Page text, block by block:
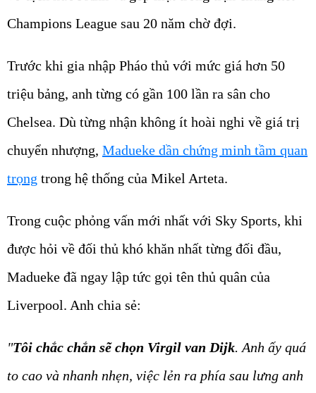
Champions League sau 20 năm chờ đợi.
Trước khi gia nhập Pháo thủ với mức giá hơn 50
triệu bảng, anh từng có gần 100 lần ra sân cho
Chelsea. Dù từng nhận không ít hoài nghi về giá trị
chuyển nhượng, Madueke dần chứng minh tầm quan
trọng trong hệ thống của Mikel Arteta.
Trong cuộc phỏng vấn mới nhất với Sky Sports, khi
được hỏi về đối thủ khó khăn nhất từng đối đầu,
Madueke đã ngay lập tức gọi tên thủ quân của
Liverpool. Anh chia sẻ:
"Tôi chắc chắn sẽ chọn Virgil van Dijk. Anh ấy quá
to cao và nhanh nhẹn, việc lẻn ra phía sau lưng anh